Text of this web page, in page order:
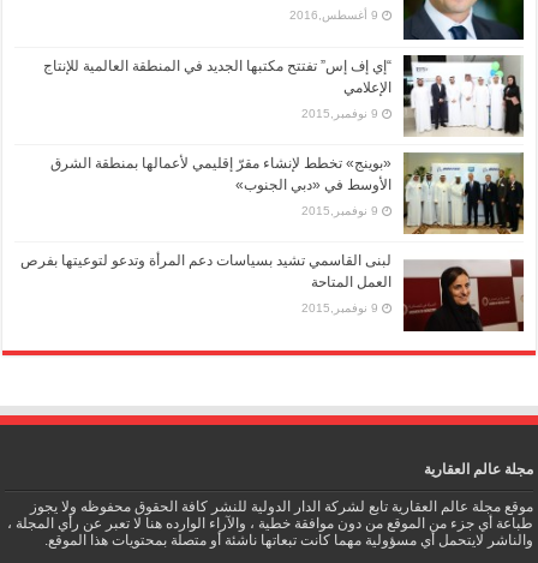
9 أغسطس,2016
“إي إف إس” تفتتح مكتبها الجديد في المنطقة العالمية للإنتاج
الإعلامي
9 نوفمبر,2015
«بوينج» تخطط لإنشاء مقرّ إقليمي لأعمالها بمنطقة الشرق
الأوسط في «دبي الجنوب»
9 نوفمبر,2015
لبنى القاسمي تشيد بسياسات دعم المرأة وتدعو لتوعيتها بفرص
العمل المتاحة
9 نوفمبر,2015
مجلة عالم العقارية
موقع مجلة عالم العقارية تابع لشركة الدار الدولية للنشر كافة الحقوق محفوظه ولا يجوز
طباعة أي جزء من الموقع من دون موافقة خطية ، والآراء الوارده هنا لا تعبر عن رأي المجلة ،
والناشر لايتحمل أي مسؤولية مهما كانت تبعاتها ناشئة أو متصلة بمحتويات هذا الموقع.